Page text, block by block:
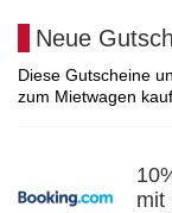
Neue
Diese Gutscheine
zum Mietwagen
mit